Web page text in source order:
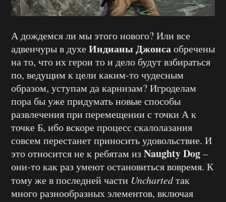
А дождемся ли мы этого нового? Или все
адвенчуры в духеИндианы Джонсаобречены
на то, что их герои то и дело будут взбираться
по, ведущим к цели каким-то чудесным
образом, уступам да карнизам? Игроделам
пора бы уже придумать новые способы
развлечения при перемещении с точки А к
точке Б, ибо вскоре процесс скалолазания
совсем перестанет приносить удовольствие. И
это относится не к ребятам изNaughty Dog–
они-то как раз умеют остановиться вовремя. К
тому же в последней части Unchartedтак
много разнообразных элементов, включая